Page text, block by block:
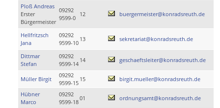
Ploß Andreas
Erster
Bürgermeister
09292
9599-0
12 buergermeister@konradsreuth.de
Hellfritzsch
Jana
09292
9599-10
13 sekretariat@konradsreuth.de
Dittmar
Stefan
09292
9599-14
14 geschaeftsleiter@konradsreuth.de
Müller Birgit
09292
9599-15
15 birgit.mueller@konradsreuth.de
Hübner
Marco
09292
9599-18
01 ordnungsamt@konradsreuth.de